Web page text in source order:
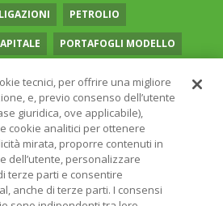
PETROLIO
PORTAFOGLI MODELLO
SOCIAL MEDIA STILE VALUE
DI GENERE VOLATILITÀ
tecnici, per offrire una migliore
e, previo consenso dell’utente
giuridica, ove applicabile),
cookie analitici per ottenere
mirata, proporre contenuti in
dell’utente, personalizzare
terze parti e consentire
anche di terze parti. I consensi